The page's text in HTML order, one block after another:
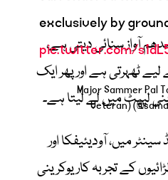
exclusively by
pic.twitter.com/
— Major Sammer
Veteran)
آواز سنائی دیتی ہے،
ٹھہرتی ہے اور پھر ایک
لپیٹ میں لے لیتا ہے۔
میں، آودیئیفکا اور
کے تجربہ کار یوکرینی